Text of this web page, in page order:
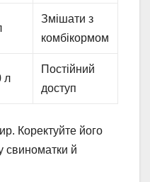
Змішати з
комбікормом
л
Постійний
доступ
Коректуйте його
свиноматки й